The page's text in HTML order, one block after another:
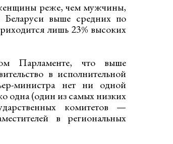
женщины реже, чем мужчины,
Беларуси выше средних по
лишь 23% высоких
Парламенте, что выше
в исполнительной
министра нет ни одной
одна (один из самых низких
комитетов —
в региональных